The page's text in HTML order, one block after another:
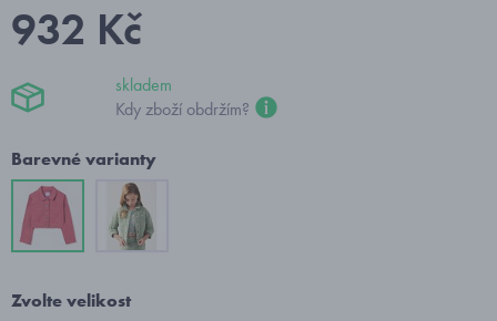
932 Kč
skladem
Kdy zboží obdržím?
Barevné varianty
Zvolte velikost